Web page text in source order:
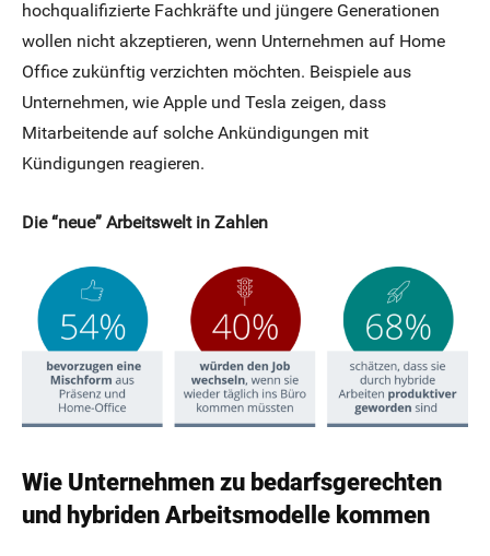
hochqualifizierte Fachkräfte und jüngere Generationen
wollen nicht akzeptieren, wenn Unternehmen auf Home
Office zukünftig verzichten möchten. Beispiele aus
Unternehmen, wie Apple und Tesla zeigen, dass
Mitarbeitende auf solche Ankündigungen mit
Kündigungen reagieren.
Die “neue” Arbeitswelt in Zahlen
Wie Unternehmen zu bedarfsgerechten
und hybriden Arbeitsmodelle kommen